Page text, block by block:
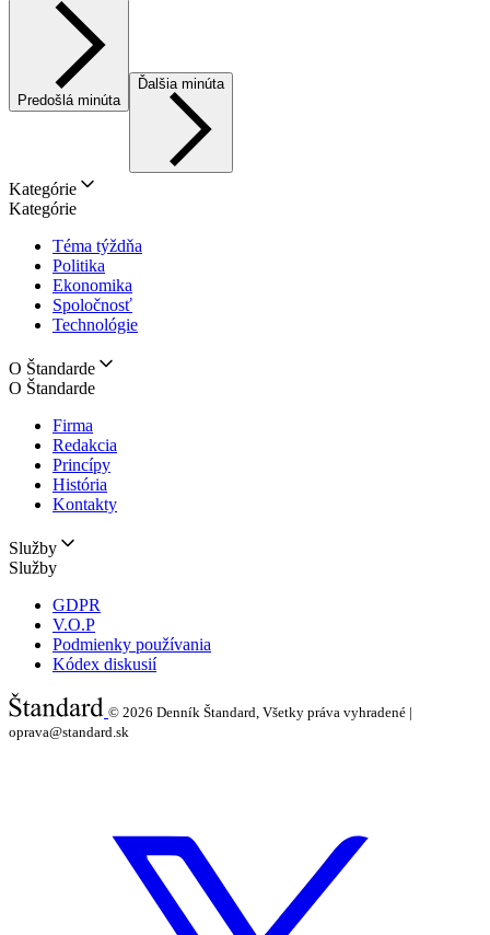
Predošlá minúta
Ďalšia minúta
Kategórie
Kategórie
Téma týždňa
Politika
Ekonomika
Spoločnosť
Technológie
O Štandarde
O Štandarde
Firma
Redakcia
Princípy
História
Kontakty
Služby
Služby
GDPR
V.O.P
Podmienky používania
Kódex diskusií
© 2026 Denník Štandard, Všetky práva vyhradené |
oprava@standard.sk